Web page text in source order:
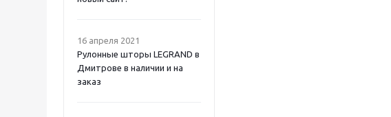
16 апреля 2021
Рулонные шторы LEGRAND в
Дмитрове в наличии и на
заказ